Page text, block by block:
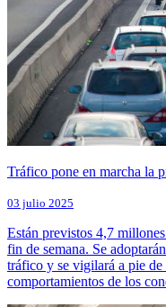
Tráfico pone en marcha la
03 julio 2025
Están previstos 4,7
fin de semana. Se
tráfico y se vigilará a pie de
comportamientos de los